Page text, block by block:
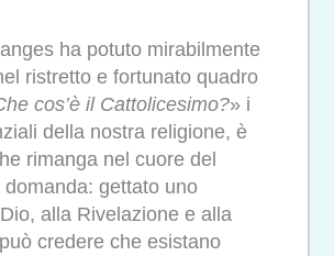
ha potuto mirabilmente
ristretto e fortunato quadro
cos’è il Cattolicesimo?» i
della nostra religione, è
rimanga nel cuore del
domanda: gettato uno
alla Rivelazione e alla
credere che esistano